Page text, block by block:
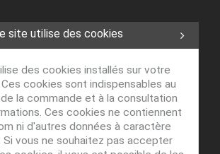
site utilise des cookies
des cookies installés sur votre
cookies sont indispensables au
la commande et à la consultation
Ces cookies ne contiennent
ni d'autres données à caractère
Si vous ne souhaitez pas accepter